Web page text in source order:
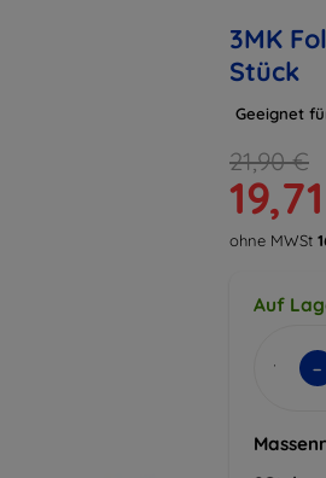
3MK
Stück
Geeignet
21,90 €
ohne MWSt
Auf
-